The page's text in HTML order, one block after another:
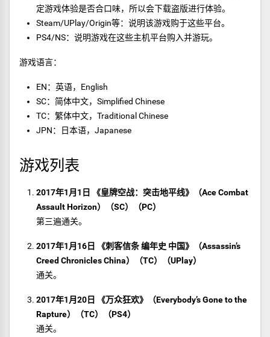
定游戏体验是否合口味，所以会下载盗版进行体验。
Steam/UPlay/Origin等：说明该游戏购于这些平台。
PS4/NS：说明游戏在这些主机平台购入并游玩。
游戏语言：
EN：英语，English
SC：简体中文，Simplified Chinese
TC：繁体中文，Traditional Chinese
JPN：日本语，Japanese
游戏列表
2017年1月1日 《皇牌空战：突击地平线》（Ace Combat
Assault Horizon）（SC）（PC）
第三遍通关。
2017年1月16日 《刺客信条 编年史 中国》（Assassin’s
Creed Chronicles China）（TC）（UPlay）
通关。
2017年1月20日 《万众狂欢》（Everybody’s Gone to the
Rapture）（TC）（PS4）
通关。